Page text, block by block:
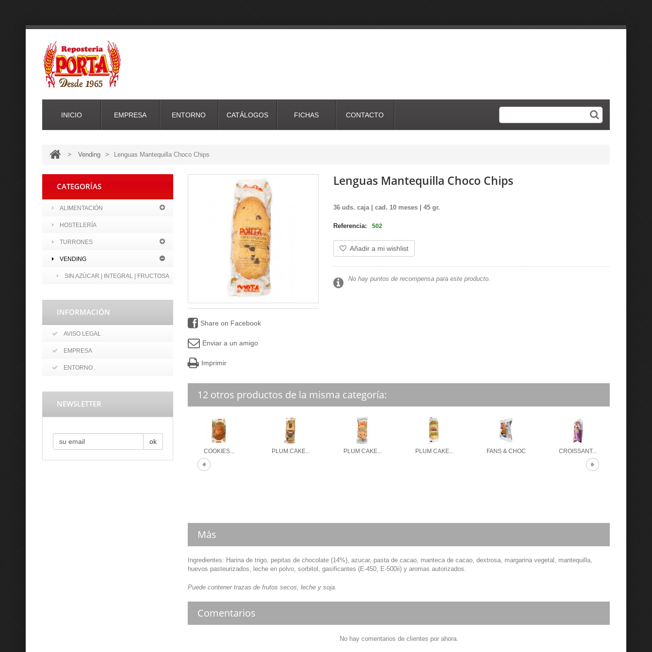
INICIO EMPRESA ENTORNO CATÁLOGOS FICHAS CONTACTO
> Vending > Lenguas Mantequilla Choco Chips
CATEGORÍAS
ALIMENTACIÓN
HOSTELERÍA
TURRONES
VENDING
SIN AZÚCAR | INTEGRAL | FRUCTOSA
INFORMACIÓN
AVISO LEGAL
EMPRESA
ENTORNO
NEWSLETTER
ok
Share on Facebook
Enviar a un amigo
Imprimir
Lenguas Mantequilla Choco Chips
36 uds. caja | cad. 10 meses | 45 gr.
Referencia: 502
Añadir a mi wishlist
No hay puntos de recompensa para este producto.
12 otros productos de la misma categoría:
COOKIES... PLUM CAKE... PLUM CAKE... PLUM CAKE... FANS & CHOC CROISSANT...
Más
Ingredientes: Harina de trigo, pepitas de chocolate (14%), azucar, pasta de cacao, manteca de cacao, dextrosa, margarina vegetal, mantequilla,
huevos pasteurizados, leche en polvo, sorbitol, gasificantes (E-450, E-500ii) y aromas autorizados.
Puede contener trazas de frutos secos, leche y soja.
Comentarios
No hay comentarios de clientes por ahora.